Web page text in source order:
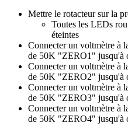
Mettre le rotacteur sur la
Toutes les LEDs
éteintes
Connecter un voltmètre à
de 50K "ZERO1" jusqu'à
Connecter un voltmètre à
de 50K "ZERO2" jusqu'à
Connecter un voltmètre à
de 50K "ZERO3" jusqu'à
Connecter un voltmètre à
de 50K "ZERO4" jusqu'à